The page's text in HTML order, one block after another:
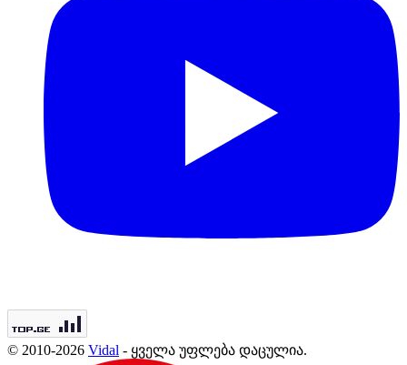
© 2010-2026 Vidal - ყველა უფლება დაცულია.